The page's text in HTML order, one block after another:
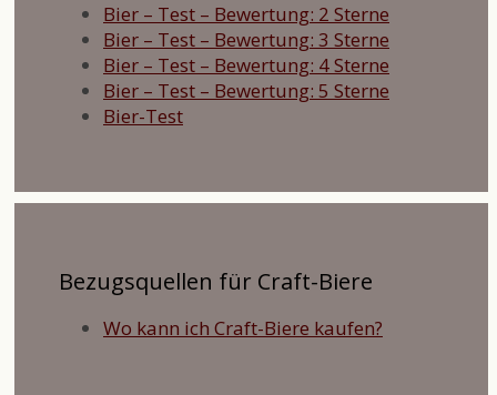
Bier – Test – Bewertung: 2 Sterne
Bier – Test – Bewertung: 3 Sterne
Bier – Test – Bewertung: 4 Sterne
Bier – Test – Bewertung: 5 Sterne
Bier-Test
Bezugsquellen für Craft-Biere
Wo kann ich Craft-Biere kaufen?